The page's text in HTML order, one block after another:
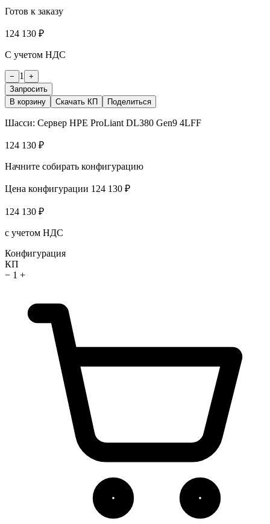
Готов к заказу
124 130 ₽
С учетом НДС
− 1
+
Запросить
В корзину
Скачать КП Поделиться
Шасси: Сервер HPE ProLiant DL380 Gen9 4LFF
124 130 ₽
Начните собирать конфигурацию
Цена конфигурации 124 130 ₽
124 130 ₽
с учетом НДС
Конфигурация
КП
− 1 +